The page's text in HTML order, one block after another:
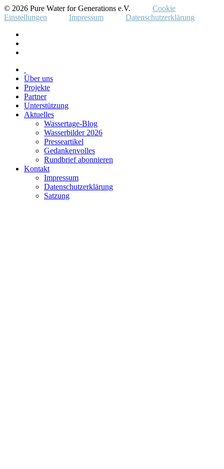
© 2026 Pure Water for Generations e.V.
Cookie
Einstellungen
Impressum Datenschutzerklärung
Über uns
Projekte
Partner
Unterstützung
Aktuelles
Wassertage-Blog
Wasserbilder 2026
Presseartikel
Gedankenvolles
Rundbrief abonnieren
Kontakt
Impressum
Datenschutzerklärung
Satzung